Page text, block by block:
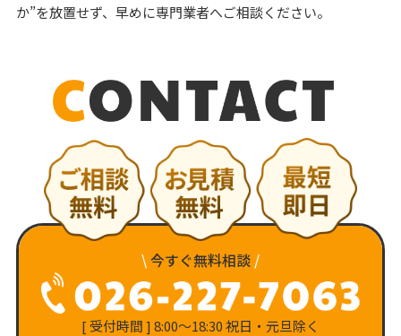
か”を放置せず、早めに専門業者へご相談ください。
\今すぐ無料相談 /
[ 受付時間 ] 8:00〜18:30 祝日・元旦除く